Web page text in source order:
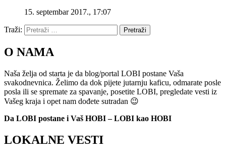
15. septembar 2017., 17:07
Traži: Pretraži
O NAMA
Naša želja od starta je da blog/portal LOBI postane Vaša
svakodnevnica. Želimo da dok pijete jutarnju kaficu, odmarate posle
posla ili se spremate za spavanje, posetite LOBI, pregledate vesti iz
Vašeg kraja i opet nam dođete sutradan 😉
Da LOBI postane i Vaš HOBI – LOBI kao HOBI
LOKALNE VESTI